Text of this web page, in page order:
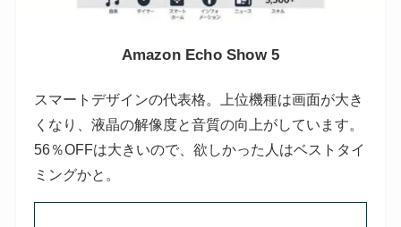
Amazon Echo Show 5
スマートデザインの代表格。上位機種は画面が大き
くなり、液晶の解像度と音質の向上がしています。
56％OFFは大きいので、欲しかった人はベストタイ
ミングかと。